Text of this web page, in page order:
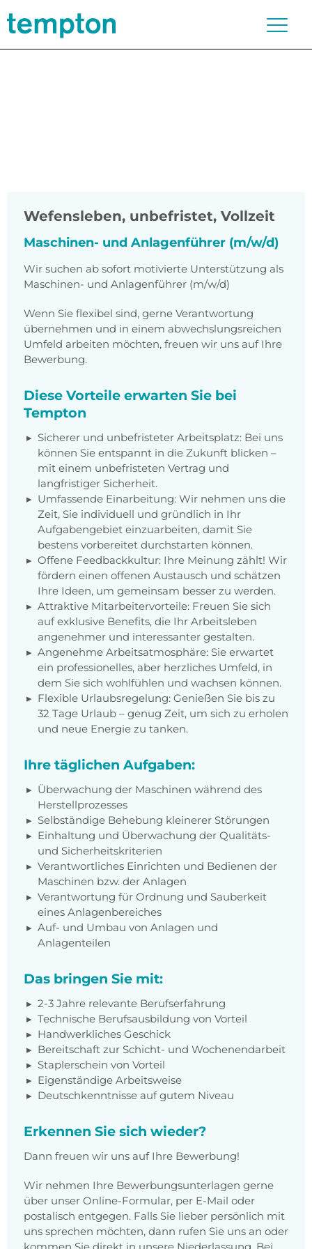
Wefensleben, unbefristet, Vollzeit
Maschinen- und Anlagenführer (m/w/d)
Wir suchen ab sofort motivierte Unterstützung als
Maschinen- und Anlagenführer (m/w/d)
Wenn Sie flexibel sind, gerne Verantwortung
übernehmen und in einem abwechslungsreichen
Umfeld arbeiten möchten, freuen wir uns auf Ihre
Bewerbung.
Diese Vorteile erwarten Sie bei
Tempton
Sicherer und unbefristeter Arbeitsplatz: Bei uns
können Sie entspannt in die Zukunft blicken –
mit einem unbefristeten Vertrag und
langfristiger Sicherheit.
Umfassende Einarbeitung: Wir nehmen uns die
Zeit, Sie individuell und gründlich in Ihr
Aufgabengebiet einzuarbeiten, damit Sie
bestens vorbereitet durchstarten können.
Offene Feedbackkultur: Ihre Meinung zählt! Wir
fördern einen offenen Austausch und schätzen
Ihre Ideen, um gemeinsam besser zu werden.
Attraktive Mitarbeitervorteile: Freuen Sie sich
auf exklusive Benefits, die Ihr Arbeitsleben
angenehmer und interessanter gestalten.
Angenehme Arbeitsatmosphäre: Sie erwartet
ein professionelles, aber herzliches Umfeld, in
dem Sie sich wohlfühlen und wachsen können.
Flexible Urlaubsregelung: Genießen Sie bis zu
32 Tage Urlaub – genug Zeit, um sich zu erholen
und neue Energie zu tanken.
Ihre täglichen Aufgaben:
Überwachung der Maschinen während des
Herstellprozesses
Selbständige Behebung kleinerer Störungen
Einhaltung und Überwachung der Qualitäts-
und Sicherheitskriterien
Verantwortliches Einrichten und Bedienen der
Maschinen bzw. der Anlagen
Verantwortung für Ordnung und Sauberkeit
eines Anlagenbereiches
Auf- und Umbau von Anlagen und
Anlagenteilen
Das bringen Sie mit:
2-3 Jahre relevante Berufserfahrung
Technische Berufsausbildung von Vorteil
Handwerkliches Geschick
Bereitschaft zur Schicht- und Wochenendarbeit
Staplerschein von Vorteil
Eigenständige Arbeitsweise
Deutschkenntnisse auf gutem Niveau
Erkennen Sie sich wieder?
Dann freuen wir uns auf Ihre Bewerbung!
Wir nehmen Ihre Bewerbungsunterlagen gerne
über unser Online-Formular, per E-Mail oder
postalisch entgegen. Falls Sie lieber persönlich mit
uns sprechen möchten, dann rufen Sie uns an oder